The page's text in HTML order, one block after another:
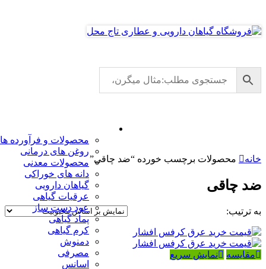
محصولات و فرآورده ها
روغن های درمانی
محصولات معدنی
دانه های خوراکی
گیاهان دارویی
عرقیات گیاهی
عود دست ساز
پماد گیاهی
کرم گیاهی
دمنوش
مصرفی
اسانس
خانه محصولات برچسب خورده “ضد چاقی”
ضد چاقی
به ترتیب:
مقایسه نمایش سریع